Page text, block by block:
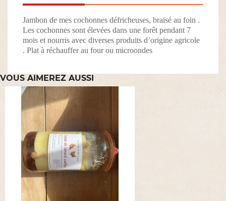
Jambon de mes cochonnes défricheuses, braisé au foin .
Les cochonnes sont élevées dans une forêt pendant 7
mois et nourris avec diverses produits d’origine agricole
. Plat à réchauffer au four ou microondes
VOUS AIMEREZ AUSSI